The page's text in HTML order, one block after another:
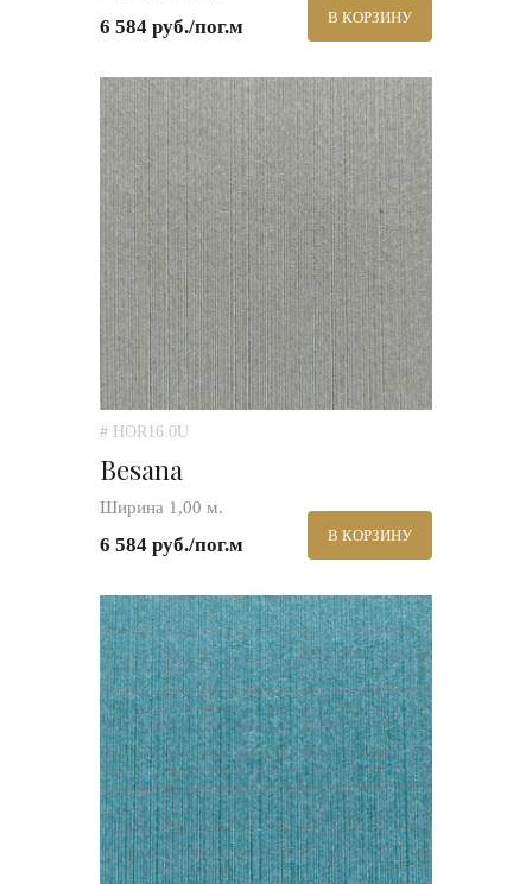
6 584 руб./пог.м В КОРЗИНУ
# HOR16.0U
Besana
Ширина 1,00 м.
6 584 руб./пог.м В КОРЗИНУ